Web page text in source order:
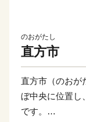
のおがたし
直方市
直方市（のおが
ぼ中央に位置し
です。